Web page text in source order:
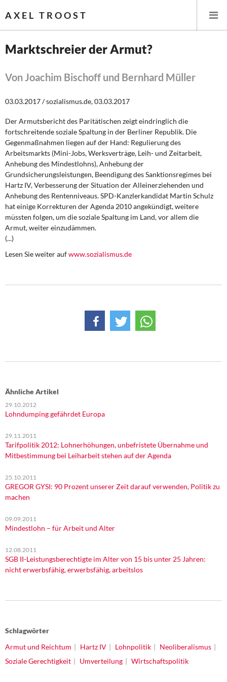
AXEL TROOST
Leitlinien linker Wirtschafts- und Finanzpolitik
Wirtschaftspolitik
Steuer- und Finanzpolitik
Öffentliche Infrastruktur und Daseinsvorsorge
Eurokrise und Griechenland
DIE LINKE
Weitere Themen
Rosa-Luxemburg-Stiftung
Marktschreier der Armut?
Von Joachim Bischoff und Bernhard Müller
03.03.2017 / sozialismus.de, 03.03.2017
Der Armutsbericht des Paritätischen zeigt eindringlich die
fortschreitende soziale Spaltung in der Berliner Republik. Die
Gegenmaßnahmen liegen auf der Hand: Regulierung des
Arbeitsmarkts (Mini-Jobs, Werksverträge, Leih- und Zeitarbeit,
Anhebung des Mindestlohns), Anhebung der
Grundsicherungsleistungen, Beendigung des Sanktionsregimes bei
Hartz IV, Verbesserung der Situation der Alleinerziehenden und
Anhebung des Rentenniveaus. SPD-Kanzlerkandidat Martin Schulz
hat einige Korrekturen der Agenda 2010 angekündigt, weitere
müssten folgen, um die soziale Spaltung im Land, vor allem die
Armut, weiter einzudämmen.
(...)
Lesen Sie weiter aufwww.sozialismus.de
Ähnliche Artikel
29.10.2012
Lohndumping gefährdet Europa
29.11.2011
Tarifpolitik 2012: Lohnerhöhungen, unbefristete Übernahme und
Mitbestimmung bei Leiharbeit stehen auf der Agenda
25.10.2011
GREGOR GYSI: 90 Prozent unserer Zeit darauf verwenden, Politik zu
machen
09.09.2011
Mindestlohn – für Arbeit und Alter
12.08.2011
SGB II-Leistungsberechtigte im Alter von 15 bis unter 25 Jahren:
nicht erwerbsfähig, erwerbsfähig, arbeitslos
Schlagwörter
Armut und Reichtum
Hartz IV Lohnpolitik
Neoliberalismus
Soziale Gerechtigkeit
Umverteilung Wirtschaftspolitik